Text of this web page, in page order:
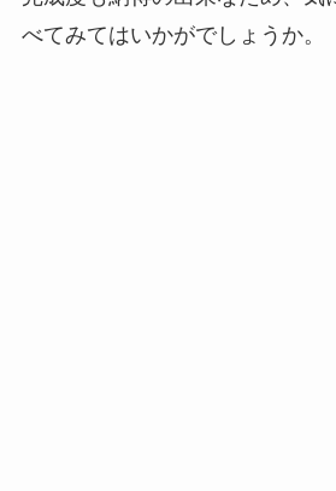
べてみてはいかがでしょうか。